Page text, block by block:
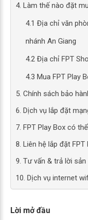
4. Làm thế nào đặt
4.1 Địa chỉ văn
nhánh An Giang
4.2 Địa chỉ FPT
4.3 Mua FPT Play
5. Chính sách bảo
6. Dịch vụ lắp đặt
7. FPT Play Box có
8. Liên hệ lắp đặt
9. Tư vấn & trả lời sản
10. Dịch vụ internet
Lời mở đầu